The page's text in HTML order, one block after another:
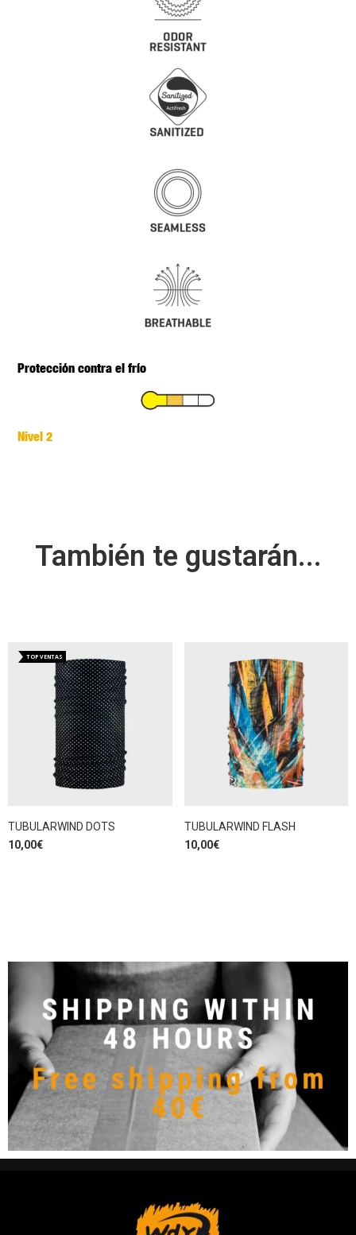
Protección contra el frío
Nivel 2
También te gustarán...
TOP VENTAS
TUBULARWIND DOTS
10,00€
TUBULARWIND FLASH
10,00€